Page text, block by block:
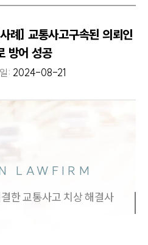
례] 교통사고구속된 의뢰인
방어 성공
: 2024-08-21
LAWFIRM
한 교통사고 치상 해결사